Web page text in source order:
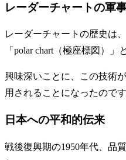
レーダーチャートの軍
レーダーチャートの歴史は
「polar chart（極座標図）」
興味深いことに、この技術
用されることになったのです
日本への平和的伝来
戦後復興期の1950年代、品